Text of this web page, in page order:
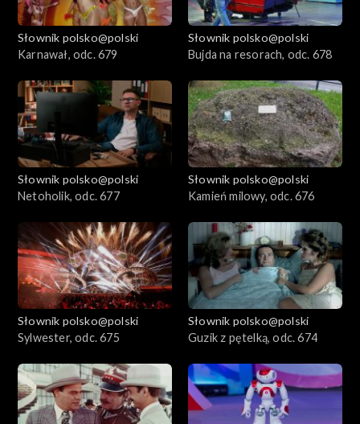
Słownik polsko@polski
Karnawał, odc. 679
Słownik polsko@polski
Bujda na resorach, odc. 678
Słownik polsko@polski
Netoholik, odc. 677
Słownik polsko@polski
Kamień milowy, odc. 676
Słownik polsko@polski
Sylwester, odc. 675
Słownik polsko@polski
Guzik z pętelką, odc. 674